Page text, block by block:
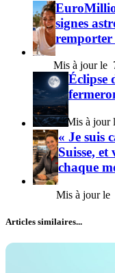
signes
remporter
Éclipse
« Je suis
Suisse,
chaque
Articles similaires...